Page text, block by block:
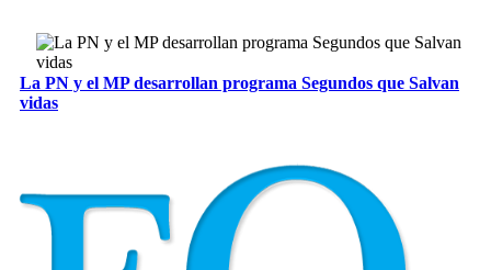
La PN y el MP desarrollan programa Segundos que Salvan
vidas